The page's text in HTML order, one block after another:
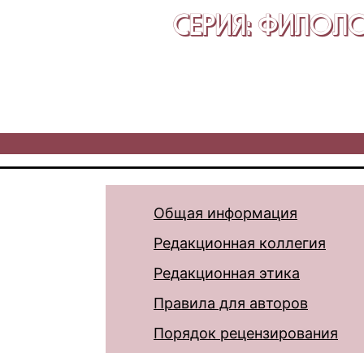
СЕРИЯ:
Общая информация
Редакционная коллегия
Редакционная этика
Правила для авторов
Порядок рецензирования